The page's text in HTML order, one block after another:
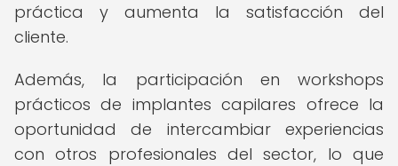
práctica y aumenta la satisfacción del
cliente.
Además, la participación en workshops
prácticos de implantes capilares ofrece la
oportunidad de intercambiar experiencias
con otros profesionales del sector, lo que